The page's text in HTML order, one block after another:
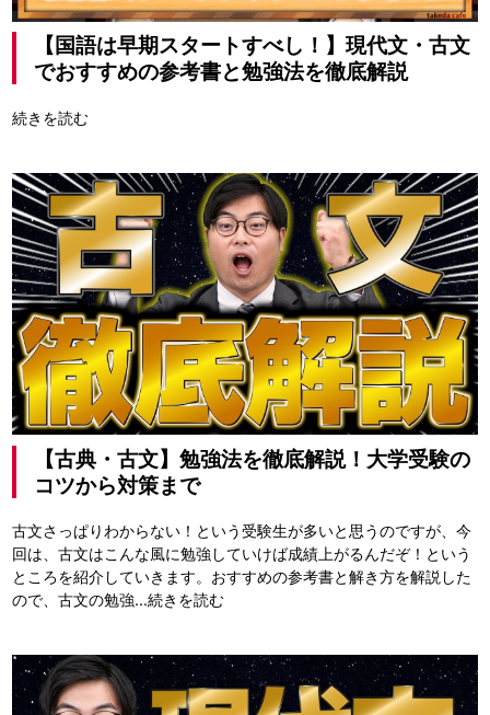
【国語は早期スタートすべし！】現代文・古文
でおすすめの参考書と勉強法を徹底解説
続きを読む
【古典・古文】勉強法を徹底解説！大学受験の
コツから対策まで
古文さっぱりわからない！という受験生が多いと思うのですが、今
回は、古文はこんな風に勉強していけば成績上がるんだぞ！という
ところを紹介していきます。おすすめの参考書と解き方を解説した
ので、古文の勉強...続きを読む